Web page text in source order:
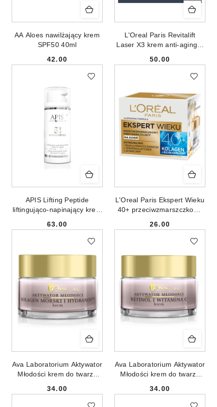
AA Aloes nawilżający krem
SPF50 40ml
Cena:
42.00
L'Oreal Paris Revitalift
Laser X3 krem anti-aging o
dzień 50ml
Cena:
50.00
APIS Lifting Peptide
liftingująco-napinający krem
Cena:
63.00
L'Oreal Paris Ekspert Wieku
40+ przeciwzmarszczkowy
50mlCena:
26.00
Ava Laboratorium Aktywator
Młodości krem do twarzy
Cena:
34.00
Ava Laboratorium Aktywator
Młodości krem do twarzy
Cena:
34.00